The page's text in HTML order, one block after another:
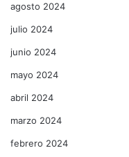
agosto 2024
julio 2024
junio 2024
mayo 2024
abril 2024
marzo 2024
febrero 2024